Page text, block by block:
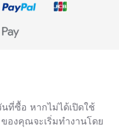
ที่ซื้อ หากไม่ได้เปิดใช้
องคุณจะเริ่มทำงานโดย